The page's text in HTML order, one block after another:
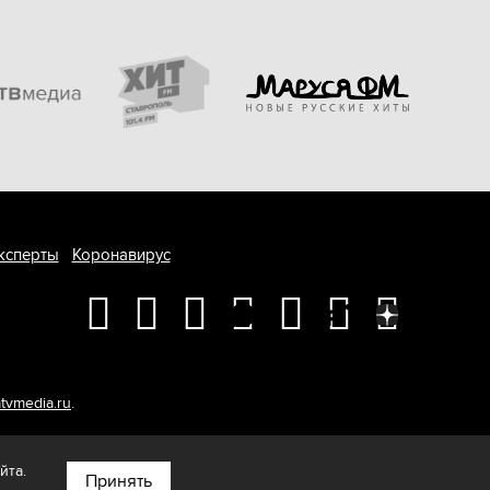
Коронавирус
.
Принять